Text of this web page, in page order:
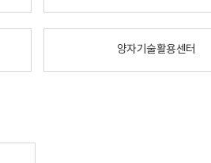
양자기술활용센터